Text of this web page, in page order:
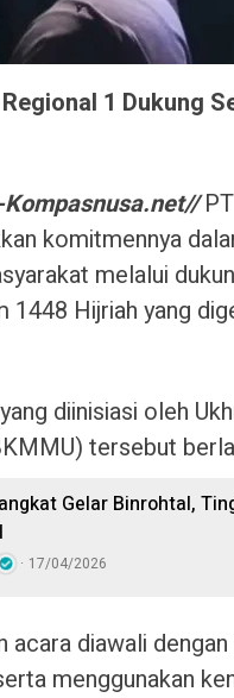
1 Dukung
komitmennya
melalui
1448 Hijriah yang
diinisiasi oleh
tersebut
Gelar Binrohtal,
17/04/2026
acara diawali
menggunakan